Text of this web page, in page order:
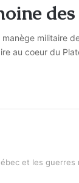
militaire
au coeur du
et les